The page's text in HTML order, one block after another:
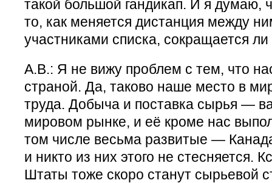
такой большой гандикап. И я думаю,
то, как меняется дистанция между
участниками списка, сокращается ли
А.В.: Я не вижу проблем с тем, что
страной. Да, таково наше место в
труда. Добыча и поставка сырья —
мировом рынке, и её кроме нас
том числе весьма развитые —
и никто из них этого не стесняется.
Штаты тоже скоро станут сырьевой